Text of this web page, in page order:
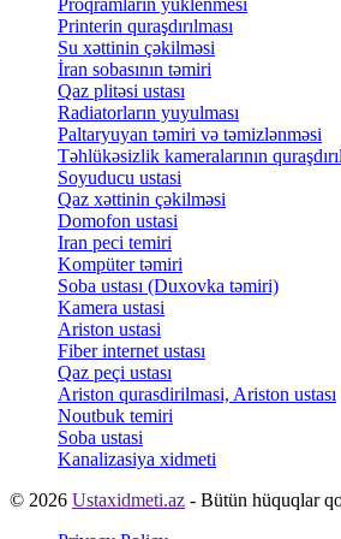
Proqramlarin yuklenmesi
Printerin quraşdırılması
Su xəttinin çəkilməsi
İran sobasının təmiri
Qaz plitəsi ustası
Radiatorların yuyulması
Paltaryuyan təmiri və təmizlənməsi
Təhlükəsizlik kameralarının
Soyuducu ustasi
Qaz xəttinin çəkilməsi
Domofon ustasi
Iran peci temiri
Kompüter təmiri
Soba ustası (Duxovka təmiri)
Kamera ustasi
Ariston ustasi
Fiber internet ustası
Qaz peçi ustası
Ariston qurasdirilmasi, Ariston ustası
Noutbuk temiri
Soba ustasi
Kanalizasiya xidmeti
© 2026 Ustaxidmeti.az - Bütün hüquqlar